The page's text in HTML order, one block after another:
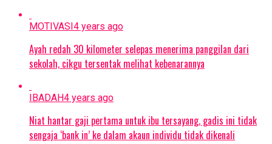
MOTIVASI4 years ago
Ayah redah 30 kilometer selepas menerima panggilan dari
sekolah, cikgu tersentak melihat kebenarannya
IBADAH4 years ago
Niat hantar gaji pertama untuk ibu tersayang, gadis ini tidak
sengaja ‘bank in’ ke dalam akaun individu tidak dikenali